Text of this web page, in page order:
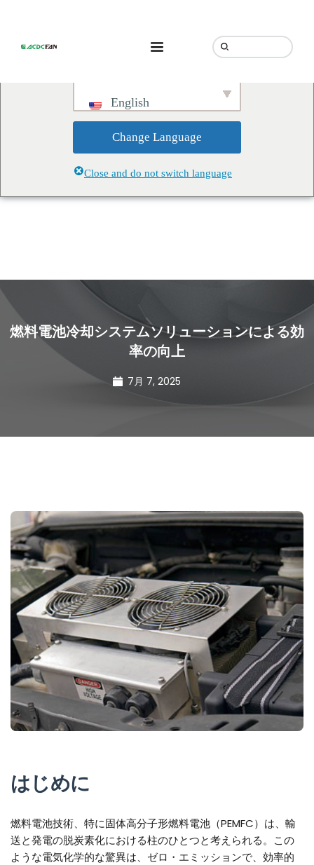
speaking a different language.
Do you want to change to:
English
Change Language
Close and do not switch language
燃料電池冷却システムソリューションによる効
率の向上
7月 7, 2025
はじめに
燃料電池技術、特に固体高分子形燃料電池（PEMFC）は、輸
送と発電の脱炭素化における柱のひとつと考えられる。この
ような電気化学的な驚異は、ゼロ・エミッションで、効率的